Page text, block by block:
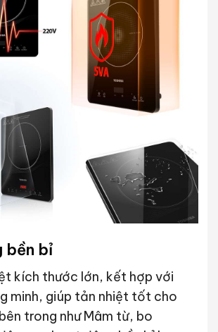
bền bỉ
kích thước lớn, kết hợp với
minh, giúp tản nhiệt tốt cho
trong như Mâm từ, bo